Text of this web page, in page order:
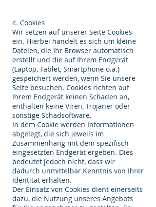
4. Cookies
Wir setzen auf unserer Seite Cookies
ein. Hierbei handelt es sich um kleine
Dateien, die Ihr Browser automatisch
erstellt und die auf Ihrem Endgerät
(Laptop, Tablet, Smartphone o.ä.)
gespeichert werden, wenn Sie unsere
Seite besuchen. Cookies richten auf
Ihrem Endgerät keinen Schaden an,
enthalten keine Viren, Trojaner oder
sonstige Schadsoftware.
In dem Cookie werden Informationen
abgelegt, die sich jeweils im
Zusammenhang mit dem spezifisch
eingesetzten Endgerät ergeben. Dies
bedeutet jedoch nicht, dass wir
dadurch unmittelbar Kenntnis von Ihrer
Identität erhalten.
Der Einsatz von Cookies dient einerseits
dazu, die Nutzung unseres Angebots